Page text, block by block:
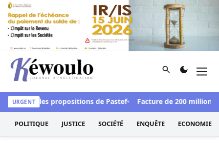
Aller au contenu
Kéwoulo, le premier site d'information et d'investigation
Rechercher
URGENTles propositions de Pastef Facture de 200 millions
POLITIQUE JUSTICE SOCIÉTÉ ENQUÊTE ECONOMIE